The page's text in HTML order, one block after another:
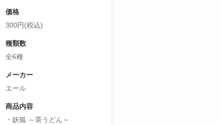
価格
300円(税込)
種類数
全6種
メーカー
エール
商品内容
・妖狐 ～茶うどん～